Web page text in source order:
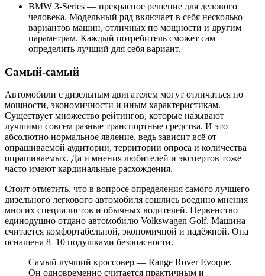
BMW 3-Series — прекрасное решение для делового
человека. Модельный ряд включает в себя несколько
вариантов машин, отличных по мощности и другим
параметрам. Каждый потребитель сможет сам
определить лучший для себя вариант.
Самый-самый
Автомобили с дизельным двигателем могут отличаться по
мощности, экономичности и иным характеристикам.
Существует множество рейтингов, которые называют
лучшими совсем разные транспортные средства. И это
абсолютно нормальное явление, ведь зависит всё от
опрашиваемой аудитории, территории опроса и количества
опрашиваемых. Да и мнения любителей и экспертов тоже
часто имеют кардинальные расхождения.
Стоит отметить, что в вопросе определения самого лучшего
дизельного легкового автомобиля сошлись воедино мнения
многих специалистов и обычных водителей. Первенство
единодушно отдано автомобилю Volkswagen Golf. Машина
считается комфортабельной, экономичной и надёжной. Она
оснащена 8–10 подушками безопасности.
Самый лучший кроссовер — Range Rover Evoque.
Он одновременно считается практичным и